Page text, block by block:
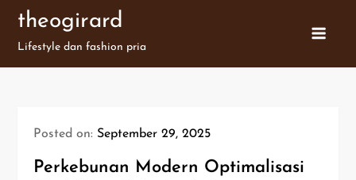
content
theogirard
Lifestyle dan fashion pria
Posted on: September 29, 2025
Perkebunan Modern Optimalisasi